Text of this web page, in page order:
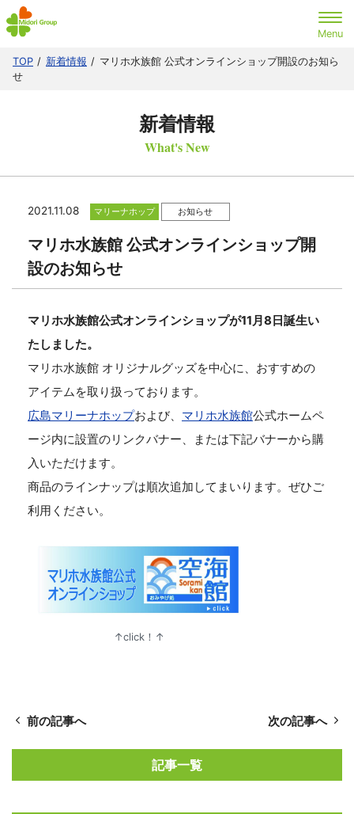
TOP 新着情報
マリホ水族館 公式オンラインショップ開設のお知ら
せ
新着情報
What's New
2021.11.08 マリーナホップ お知らせ
マリホ水族館 公式オンラインショップ開
設のお知らせ
マリホ水族館公式オンラインショップが11月8日誕生い
たしました。
マリホ水族館 オリジナルグッズを中心に、おすすめの
アイテムを取り扱っております。
広島マリーナホップおよび、 マリホ水族館公式ホームペ
ージ内に設置のリンクバナー、または下記バナーから購
入いただけます。
商品のラインナップは順次追加してまいります。ぜひご
利用ください。
↑click！↑
前の記事へ 次の記事へ
記事一覧